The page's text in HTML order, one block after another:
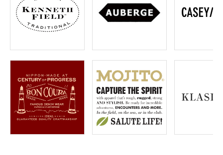
お問い合わせ
OFFICIAL WEB SITE
meeting_room ログイン 会員登録